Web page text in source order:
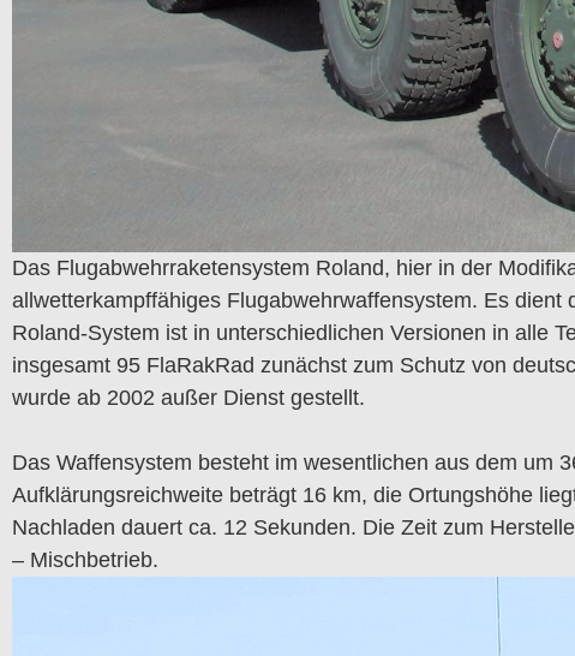
Das Flugabwehrraketensystem Roland, hier in der
allwetterkampffähiges Flugabwehrwaffensystem. Es
Roland-System ist in unterschiedlichen Versionen in alle
insgesamt 95 FlaRakRad zunächst zum Schutz von
wurde ab 2002 außer Dienst gestellt.
Das Waffensystem besteht im wesentlichen aus dem um
Aufklärungsreichweite beträgt 16 km, die Ortungshöhe
Nachladen dauert ca. 12 Sekunden. Die Zeit zum
– Mischbetrieb.